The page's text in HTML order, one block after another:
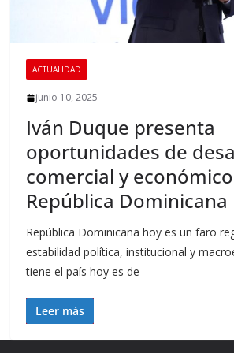
ACTUALIDAD
junio 10, 2025
Iván Duque presenta
oportunidades de
comercial y
República Dominicana
República Dominicana hoy es un faro
estabilidad política, institucional y
tiene el país hoy es de
Leer más